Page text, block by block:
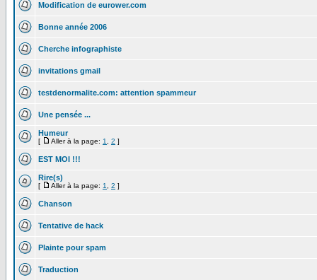
Modification de eurower.com
Bonne année 2006
Cherche infographiste
invitations gmail
testdenormalite.com: attention spammeur
Une pensée ...
Humeur
[ Aller à la page: 1 2 ]
EST MOI !!!
Rire(s)
[ Aller à la page: 1 2 ]
Chanson
Tentative de hack
Plainte pour spam
Traduction